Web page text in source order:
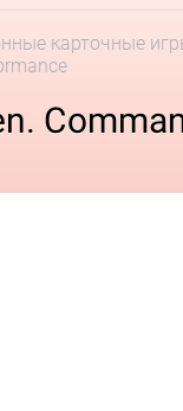
карточные